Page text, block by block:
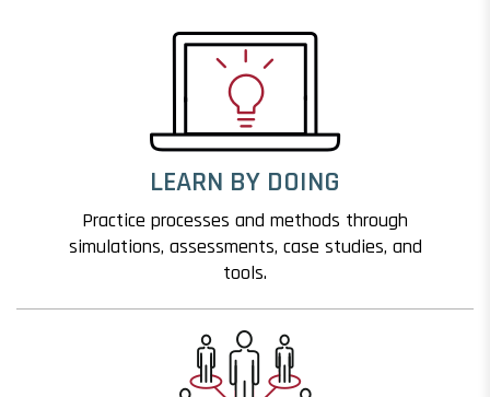
LEARN BY DOING
Practice processes and methods through
simulations, assessments, case studies, and
tools.